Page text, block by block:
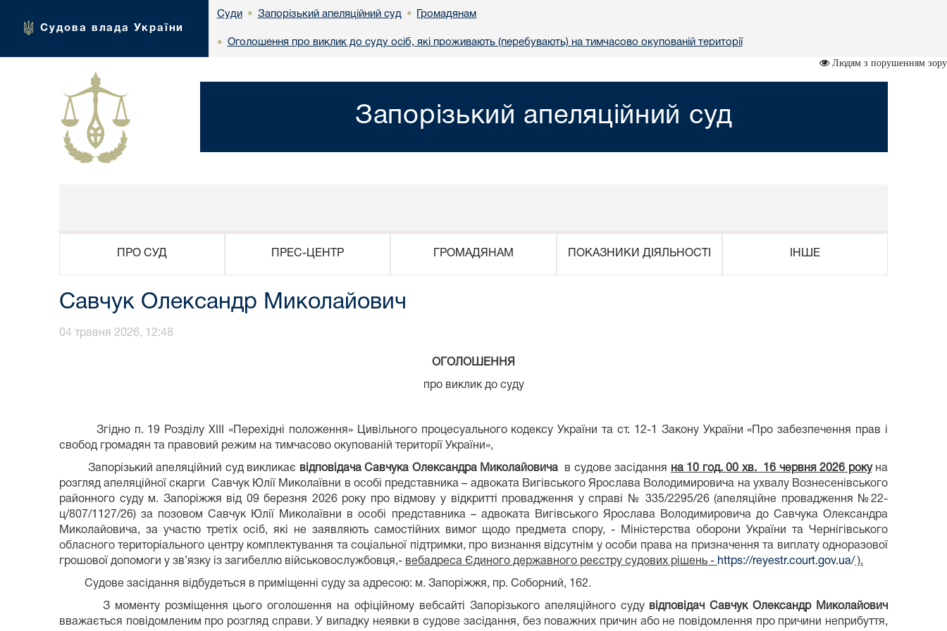
Судова влада України
Суди • Запорізький апеляційний суд • Громадянам
• Оголошення про виклик до суду осіб, які проживають (перебувають) на тимчасово окупованій території
Людям з порушенням зору
Запорізький апеляційний суд
ПРО СУД ПРЕС-ЦЕНТР ГРОМАДЯНАМ ПОКАЗНИКИ ДІЯЛЬНОСТІ ІНШЕ
Савчук Олександр Миколайович
04 травня 2026, 12:48
ОГОЛОШЕННЯ
про виклик до суду
Згідно п. 19 Розділу XIII «Перехідні положення» Цивільного процесуального кодексу України та ст. 12-1 Закону України «Про забезпечення прав і
свобод громадян та правовий режим на тимчасово окупованій території України»,
Запорізький апеляційний суд викликає відповідача Савчука Олександра Миколайовича в судове засідання на 10 год. 00 хв. 16 червня 2026 року на
розгляд апеляційної скарги Савчук Юлії Миколаївни в особі представника – адвоката Вигівського Ярослава Володимировича на ухвалу Вознесенівського
районного суду м. Запоріжжя від 09 березня 2026 року про відмову у відкритті провадження у справі № 335/2295/26 (апеляційне провадження №22-
ц/807/1127/26) за позовом Савчук Юлії Миколаївни в особі представника – адвоката Вигівського Ярослава Володимировича до Савчука Олександра
Миколайовича, за участю третіх осіб, які не заявляють самостійних вимог щодо предмета спору, - Міністерства оборони України та Чернігівського
обласного територіального центру комплектування та соціальної підтримки, про визнання відсутнім у особи права на призначення та виплату одноразової
грошової допомоги у зв’язку із загибеллю військовослужбовця,- вебадреса Єдиного державного реєстру судових рішень - https://reyestr.court.gov.ua/ ).
Судове засідання відбудеться в приміщенні суду за адресою: м. Запоріжжя, пр. Соборний, 162.
З моменту розміщення цього оголошення на офіційному вебсайті Запорізького апеляційного суду відповідач Савчук Олександр Миколайович
вважається повідомленим про розгляд справи. У випадку неявки в судове засідання, без поважних причин або не повідомлення про причини неприбуття,